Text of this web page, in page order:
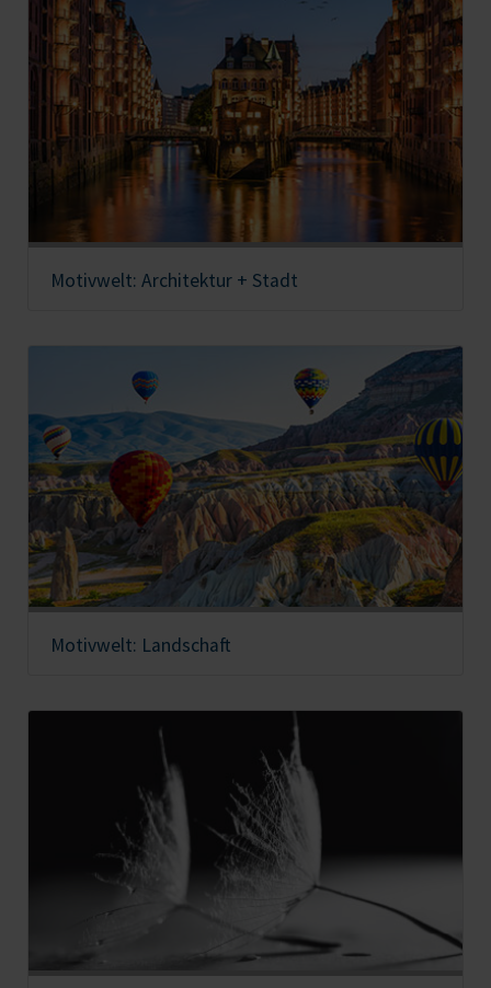
Motivwelt: Architektur + Stadt
Motivwelt: Landschaft